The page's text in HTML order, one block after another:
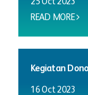
READ MORE
Kegiatan
16 Oct 2023